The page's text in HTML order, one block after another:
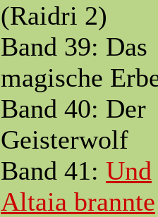
(Raidri 2)
Band 39: Das
magische
Band 40: Der
Geisterwolf
Band 41: Und
Altaia brannte